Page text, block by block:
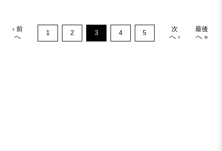
‹ 前
へ
1 2 3 4 5
次
へ ›
最後
へ »